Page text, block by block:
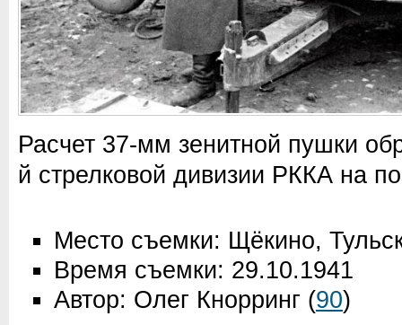
Расчет 37-мм зенитной пушки
й стрелковой дивизии РККА на
Место съемки: Щёкино,
Время съемки: 29.10.1941
Автор: Олег Кнорринг (90)